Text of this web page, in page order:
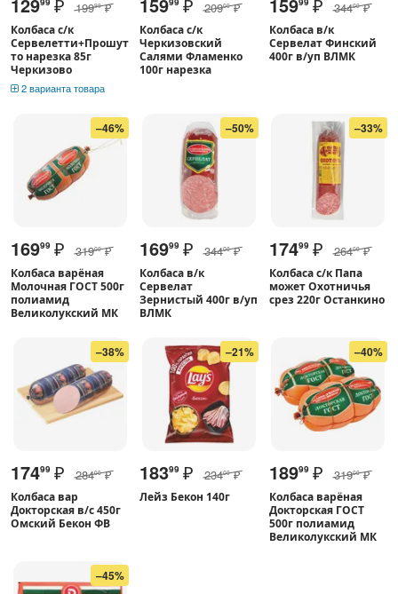
19999 ₽
Колбаса с/к
Сервелетти+Прошут
то нарезка 85г
Черкизово
2 варианта товара
20900 ₽
Колбаса с/к
Черкизовский
Салями Фламенко
100г нарезка
34400 ₽
Колбаса в/к
Сервелат Финский
400г в/уп ВЛМК
–46%
16999 ₽ 31900 ₽
Колбаса варёная
Молочная ГОСТ 500г
полиамид
Великолукский МК
–50%
16999 ₽ 34400 ₽
Колбаса в/к
Сервелат
Зернистый 400г в/уп
ВЛМК
–33%
17499 ₽ 26400 ₽
Колбаса с/к Папа
может Охотничья
срез 220г Останкино
–38%
17499 ₽ 28400 ₽
Колбаса вар
Докторская в/с 450г
Омский Бекон ФВ
–21%
18399 ₽ 23400 ₽
Лейз Бекон 140г
–40%
18999 ₽ 31900 ₽
Колбаса варёная
Докторская ГОСТ
500г полиамид
Великолукский МК
–45%